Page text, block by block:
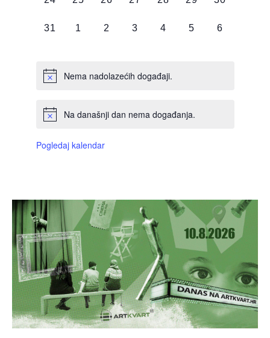
0
31
0
1
0
2
0
3
0
4
0
5
0
6
Nema nadolazećih događaji.
Na današnji dan nema događanja.
Pogledaj kalendar